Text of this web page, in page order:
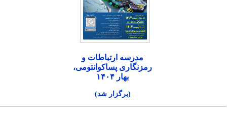
مدرسه ارتباطات و
رمزنگاری پساکوانتومی،
بهار ۱۴۰۴
(برگزار شد)